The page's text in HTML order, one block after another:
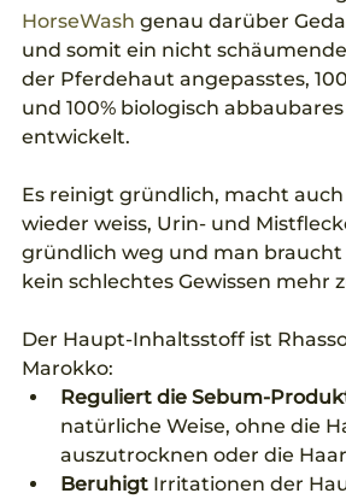
HorseWash genau darüber
und somit ein nicht
der Pferdehaut angepasstes,
und 100% biologisch
entwickelt.
Es reinigt gründlich, macht
wieder weiss, Urin- und
gründlich weg und man braucht
kein schlechtes Gewissen mehr
Der Haupt-Inhaltsstoff ist
Marokko:
Reguliert die Sebum-
natürliche Weise, ohne die
auszutrocknen oder die
Beruhigt Irritationen der